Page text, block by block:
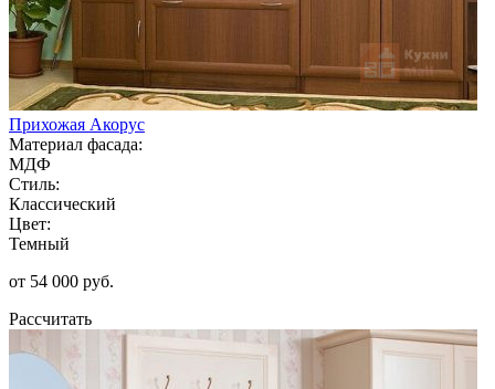
Прихожая Акорус
Материал фасада:
МДФ
Стиль:
Классический
Цвет:
Темный
от 54 000 руб.
Рассчитать